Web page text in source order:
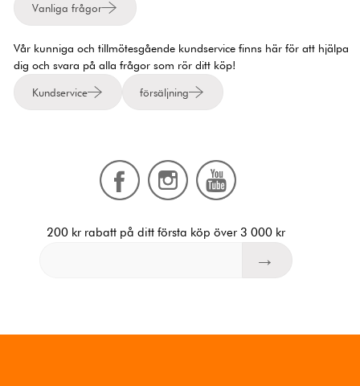
Vanliga frågor
Vår kunniga och tillmötesgående kundservice finns här för att hjälpa
dig och svara på alla frågor som rör ditt köp!
Kundservice försäljning
200 kr rabatt på ditt första köp över 3 000 kr